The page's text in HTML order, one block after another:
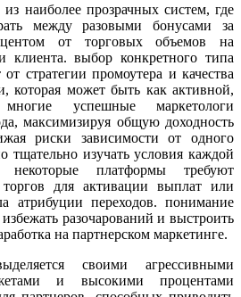
наиболее прозрачных систем, где
между разовыми бонусами за
от торговых объемов на
клиента. выбор конкретного типа
стратегии промоутера и качества
которая может быть как активной,
успешные маркетологи
максимизируя общую доходность
риски зависимости от одного
тщательно изучать условия каждой
платформы требуют
для активации выплат или
атрибуции переходов. понимание
разочарований и выстроить
на партнерском маркетинге.
своими агрессивными
и высокими процентами